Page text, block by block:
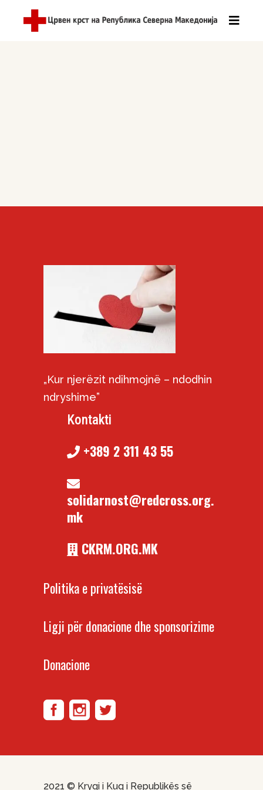
„Kur njerëzit ndihmojnë – ndodhin
ndryshime”
Kontakti
+389 2 311 43 55
solidarnost@redcross.org.
mk
CKRM.ORG.MK
Politika e privatësisë
Ligji për donacione dhe sponsorizime
Donacione
2021 © Kryqi i Kuq i Republikës së